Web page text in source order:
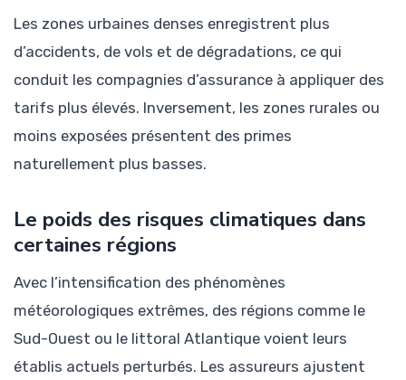
Les zones urbaines denses enregistrent plus
d’accidents, de vols et de dégradations, ce qui
conduit les compagnies d’assurance à appliquer des
tarifs plus élevés. Inversement, les zones rurales ou
moins exposées présentent des primes
naturellement plus basses.
Le poids des risques climatiques dans
certaines régions
Avec l’intensification des phénomènes
météorologiques extrêmes, des régions comme le
Sud-Ouest ou le littoral Atlantique voient leurs
établis actuels perturbés. Les assureurs ajustent